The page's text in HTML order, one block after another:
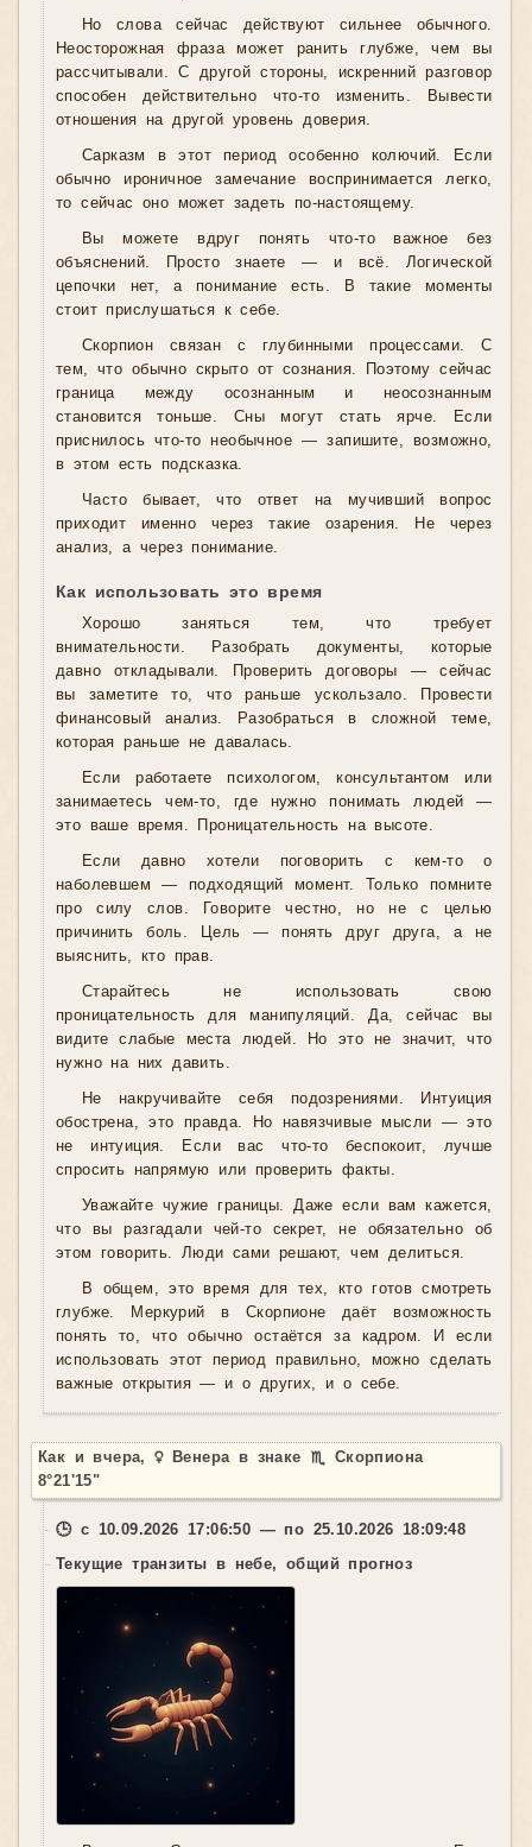
Но слова сейчас действуют сильнее обычного.
Неосторожная фраза может ранить глубже, чем вы
рассчитывали. С другой стороны, искренний разговор
способен действительно что-то изменить. Вывести
отношения на другой уровень доверия.
Сарказм в этот период особенно колючий. Если
обычно ироничное замечание воспринимается легко,
то сейчас оно может задеть по-настоящему.
Вы можете вдруг понять что-то важное без
объяснений. Просто знаете — и всё. Логической
цепочки нет, а понимание есть. В такие моменты
стоит прислушаться к себе.
Скорпион связан с глубинными процессами. С
тем, что обычно скрыто от сознания. Поэтому сейчас
граница между осознанным и неосознанным
становится тоньше. Сны могут стать ярче. Если
приснилось что-то необычное — запишите, возможно,
в этом есть подсказка.
Часто бывает, что ответ на мучивший вопрос
приходит именно через такие озарения. Не через
анализ, а через понимание.
Как использовать это время
Хорошо заняться тем, что требует
внимательности. Разобрать документы, которые
давно откладывали. Проверить договоры — сейчас
вы заметите то, что раньше ускользало. Провести
финансовый анализ. Разобраться в сложной теме,
которая раньше не давалась.
Если работаете психологом, консультантом или
занимаетесь чем-то, где нужно понимать людей —
это ваше время. Проницательность на высоте.
Если давно хотели поговорить с кем-то о
наболевшем — подходящий момент. Только помните
про силу слов. Говорите честно, но не с целью
причинить боль. Цель — понять друг друга, а не
выяснить, кто прав.
Старайтесь не использовать свою
проницательность для манипуляций. Да, сейчас вы
видите слабые места людей. Но это не значит, что
нужно на них давить.
Не накручивайте себя подозрениями. Интуиция
обострена, это правда. Но навязчивые мысли — это
не интуиция. Если вас что-то беспокоит, лучше
спросить напрямую или проверить факты.
Уважайте чужие границы. Даже если вам кажется,
что вы разгадали чей-то секрет, не обязательно об
этом говорить. Люди сами решают, чем делиться.
В общем, это время для тех, кто готов смотреть
глубже. Меркурий в Скорпионе даёт возможность
понять то, что обычно остаётся за кадром. И если
использовать этот период правильно, можно сделать
важные открытия — и о других, и о себе.
Как и вчера, ♀ Венера в знаке ♏ Скорпиона
8°21'15"
🕒 с 10.09.2026 17:06:50 — по 25.10.2026 18:09:48
Текущие транзиты в небе, общий прогноз